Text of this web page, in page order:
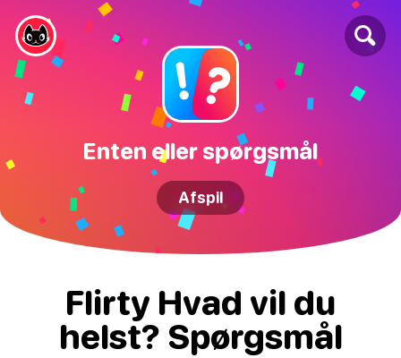
Enten eller spørgsmål
Afspil
Flirty Hvad vil du
helst? Spørgsmål